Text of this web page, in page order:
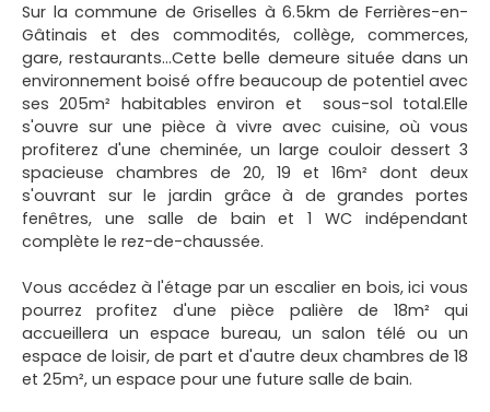
Sur la commune de Griselles à 6.5km de Ferrières-en-
Gâtinais et des commodités, collège, commerces,
gare, restaurants...Cette belle demeure située dans un
environnement boisé offre beaucoup de potentiel avec
ses 205m² habitables environ et sous-sol total.Elle
s'ouvre sur une pièce à vivre avec cuisine, où vous
profiterez d'une cheminée, un large couloir dessert 3
spacieuse chambres de 20, 19 et 16m² dont deux
s'ouvrant sur le jardin grâce à de grandes portes
fenêtres, une salle de bain et 1 WC indépendant
complète le rez-de-chaussée.
Vous accédez à l'étage par un escalier en bois, ici vous
pourrez profitez d'une pièce palière de 18m² qui
accueillera un espace bureau, un salon télé ou un
espace de loisir, de part et d'autre deux chambres de 18
et 25m², un espace pour une future salle de bain.